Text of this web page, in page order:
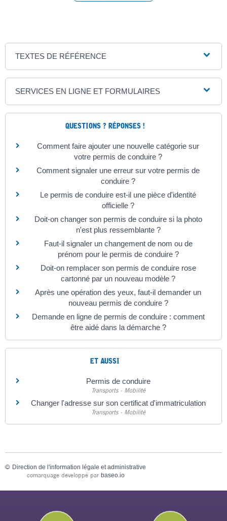
TEXTES DE RÉFÉRENCE
SERVICES EN LIGNE ET FORMULAIRES
QUESTIONS ? RÉPONSES !
Comment faire ajouter une nouvelle catégorie sur
votre permis de conduire ?
Comment signaler une erreur sur votre permis de
conduire ?
Le permis de conduire est-il une pièce d'identité
officielle ?
Doit-on changer son permis de conduire si la photo
n'est plus ressemblante ?
Faut-il signaler un changement de nom ou de
prénom pour le permis de conduire ?
Doit-on remplacer son permis de conduire rose
cartonné par un nouveau modèle ?
Après une opération des yeux, faut-il demander un
nouveau permis de conduire ?
Demande en ligne de permis de conduire : comment
être aidé dans la démarche ?
ET AUSSI
Permis de conduire
Transports - Mobilité
Changer l'adresse sur son certificat d'immatriculation
Transports - Mobilité
© Direction de l'information légale et administrative
comarquage developpé par baseo.io